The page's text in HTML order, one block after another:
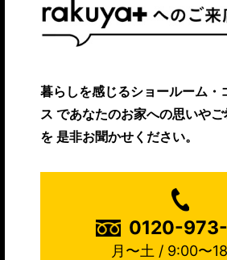
暮らしを感じるショールーム・
ス であなたのお家への思いや
を 是非お聞かせください。
0120-
月〜土 / 9:00〜